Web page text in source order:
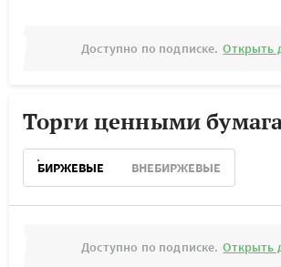
Доступно по подписке. Открыть
Торги ценными
БИРЖЕВЫЕ ВНЕБИРЖЕВЫЕ
Доступно по подписке. Открыть